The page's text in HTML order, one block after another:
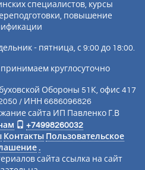
специалистов, курсы
повышение
- пятница, с 9:00 до 18:00.
круглосуточно
Обороны 51К, офис 417
/ ИНН 6686096826
сайта ИП Павленко Г.В
+74998260032
Контакты Пользовательское
.
сайта ссылка на сайт